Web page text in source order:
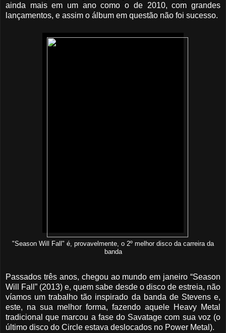
ainda mais em um ano como o de 2010, com grandes
lançamentos, e assim o álbum em questão não foi sucesso.
"Season Will Fall" é, provavelmente, o 2º melhor disco da carreira da
banda
Passados três anos, chegou ao mundo em janeiro “Season
Will Fall” (2013) e, quem sabe desde o disco de estreia, não
víamos um trabalho tão inspirado da banda de Stevens e,
este, na sua melhor forma, fazendo aquele Heavy Metal
tradicional que marcou a fase do Savatage com sua voz (o
último disco do Circle estava deslocados no Power Metal).